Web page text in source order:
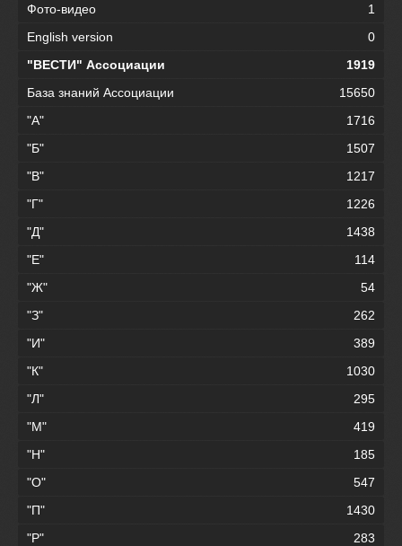
Фото-видео
1
English version
0
"ВЕСТИ" Ассоциации
1919
База знаний Ассоциации
15650
"А"
1716
"Б"
1507
"В"
1217
"Г"
1226
"Д"
1438
"Е"
114
"Ж"
54
"З"
262
"И"
389
"К"
1030
"Л"
295
"М"
419
"Н"
185
"О"
547
"П"
1430
"Р"
283